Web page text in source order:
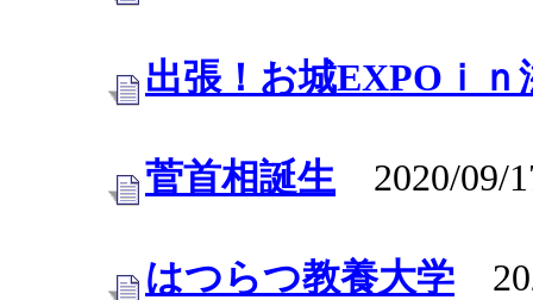
出張！お城EXPOｉ
菅首相誕生 2020/09/
はつらつ教養大学